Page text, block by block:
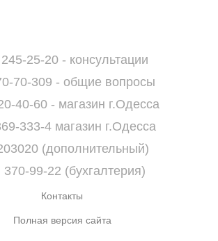
25-20 - консультации
70-309 - общие вопросы
40-60 - магазин г.Одесса
333-4 магазин г.Одесса
(дополнительный)
370-99-22 (бухгалтерия)
Контакты
Полная версия сайта